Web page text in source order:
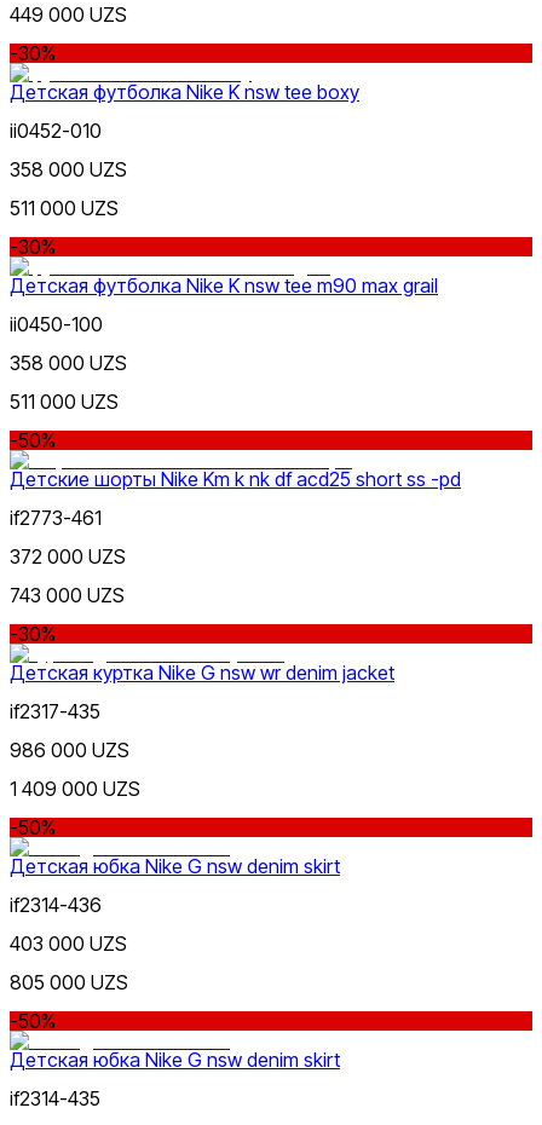
449 000 UZS
-30%
Детская футболка Nike K nsw tee boxy
ii0452-010
358 000 UZS
511 000 UZS
-30%
Детская футболка Nike K nsw tee m90 max grail
ii0450-100
358 000 UZS
511 000 UZS
-50%
Детские шорты Nike Km k nk df acd25 short ss -pd
if2773-461
372 000 UZS
743 000 UZS
-30%
Детская куртка Nike G nsw wr denim jacket
if2317-435
986 000 UZS
1 409 000 UZS
-50%
Детская юбка Nike G nsw denim skirt
if2314-436
403 000 UZS
805 000 UZS
-50%
Детская юбка Nike G nsw denim skirt
if2314-435